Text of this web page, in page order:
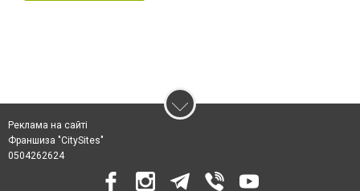
Реклама на сайті
Франшиза "CitySites"
0504262624